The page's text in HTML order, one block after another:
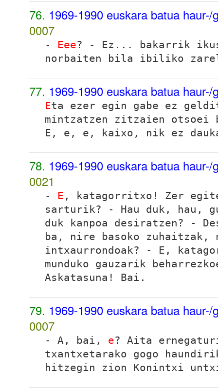
76. 1969-1990 euskara batua
0007
- Eee? - Ez... bakarrik
norbaiten bila ibiliko
77. 1969-1990 euskara batua
Eta ezer egin gabe ez
mintzatzen zitzaien
E, e, e, kaixo, nik ez
78. 1969-1990 euskara batua
0021
- E , katagorritxo! Zer
sarturik? - Hau duk, hau,
duk kanpoa desiratzen? -
ba, nire basoko zuhaitzak,
intxaurrondoak? - E,
munduko gauzarik
Askatasuna! Bai.
79. 1969-1990 euskara batua
0007
- A, bai, e? Aita
txantxetarako gogo
hitzegin zion Konintxi